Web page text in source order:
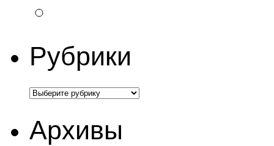
Рубрики
Архивы